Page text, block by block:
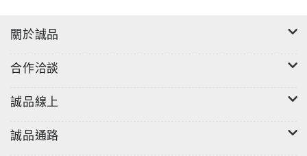
關於誠品
合作洽談
誠品線上
誠品通路